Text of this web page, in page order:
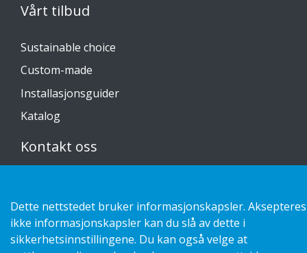
Vårt tilbud
Sustainable choice
Custom-made
Installasjonsguider
Katalog
Kontakt oss
Dette nettstedet bruker informasjonskapsler. Aksepteres
ikke informasjonskapsler kan du slå av dette i
sikkerhetsinnstillingene. Du kan også velge at